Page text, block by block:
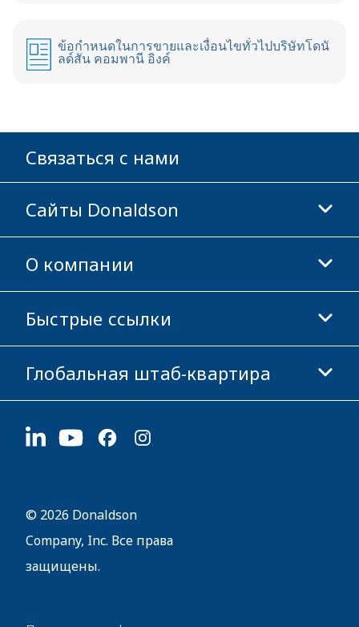
ข้อกำหนดในการขายและเงื่อนไขทั่วไปบริษัทโดนั
ลด์สัน คอมพานี อิงค์
Связаться с нами
Сайты Donaldson
Donaldson Life Sciences
Магазин Donaldson
О компании
Информация о компании
Этика и соблюдение норм
Карьера
Быстрые ссылки
Инвесторам
Поставщикам
Устойчивое развитие
Глобальная штаб-квартира
1400 W 94th Street
© 2026 Donaldson
Company, Inc. Все права
защищены.